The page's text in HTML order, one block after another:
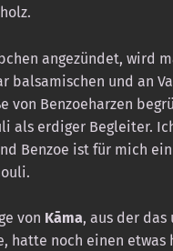
angezündet, wird
balsamischen und an
von Benzoeharzen
als erdiger Begleiter.
Benzoe ist für mich
von Kāma, aus der
hatte noch einen etwas